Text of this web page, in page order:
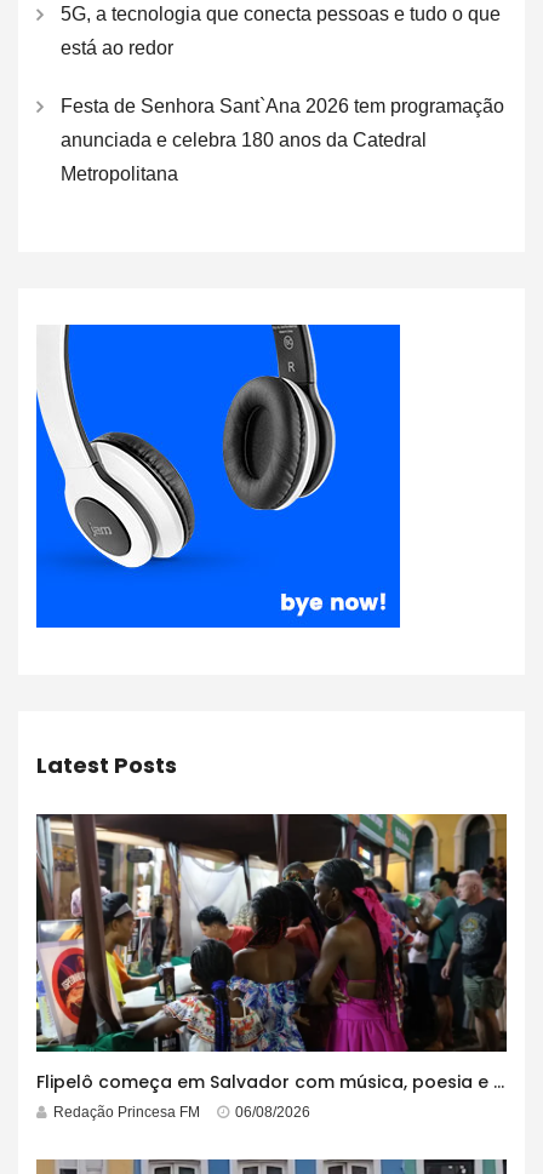
5G, a tecnologia que conecta pessoas e tudo o que
está ao redor
Festa de Senhora Sant`Ana 2026 tem programação
anunciada e celebra 180 anos da Catedral
Metropolitana
Latest Posts
Flipelô começa em Salvador com música, poesia e grande participação
Redação Princesa FM 06/08/2026